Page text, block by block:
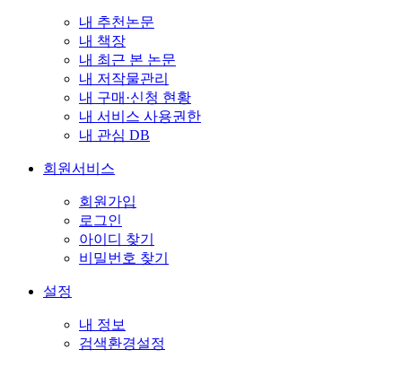
내 추천논문
내 책장
내 최근 본 논문
내 저작물관리
내 구매·신청 현황
내 서비스 사용권한
내 관심 DB
회원서비스
회원가입
로그인
아이디 찾기
비밀번호 찾기
설정
내 정보
검색환경설정